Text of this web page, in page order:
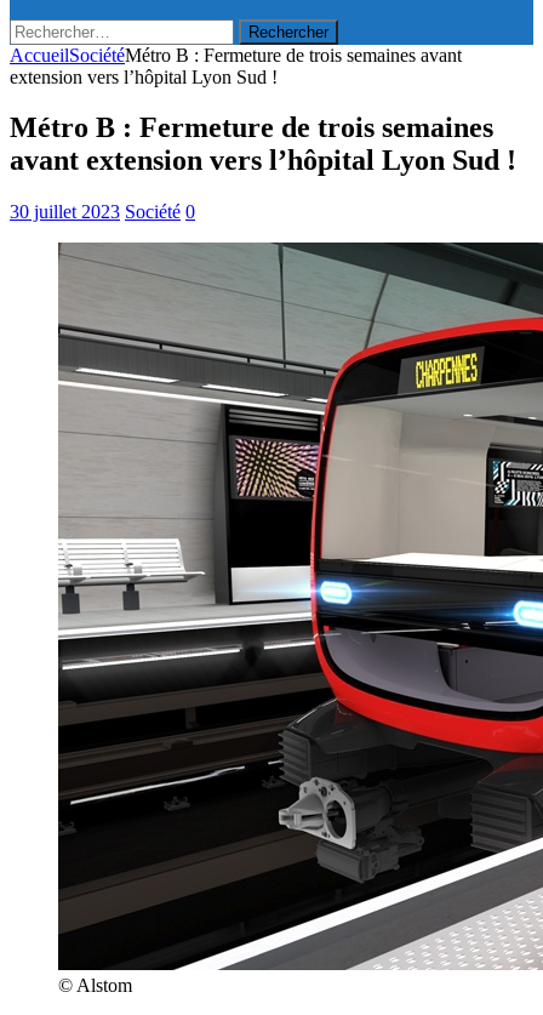
Rechercher :
AccueilSociétéMétro B : Fermeture de trois semaines avant
extension vers l’hôpital Lyon Sud !
Métro B : Fermeture de trois semaines
avant extension vers l’hôpital Lyon Sud !
30 juillet 2023 Société 0
© Alstom